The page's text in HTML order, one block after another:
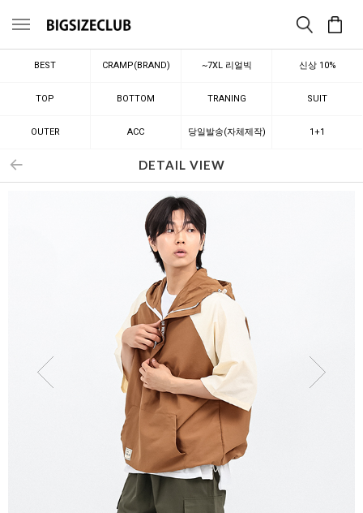
메뉴
BEST CRAMP(BRAND) ~7XL 리얼빅 신상 10%
TOP BOTTOM TRANING SUIT
OUTER ACC 당일발송(자체제작) 1+1
DETAIL VIEW